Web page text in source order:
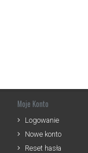
Moje Konto
Logowanie
Nowe konto
Reset hasła